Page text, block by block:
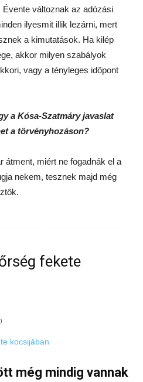
változnak az adózási
ilyesmit illik lezárni, mert
a kimutatások. Ha kilép
akkor milyen szabályok
vagy a tényleges időpont
a Kósa-Szatmáry javaslat
a törvényhozáson?
átment, miért ne fogadnák el a
nekem, tesznek majd még
fekete
még mindig vannak